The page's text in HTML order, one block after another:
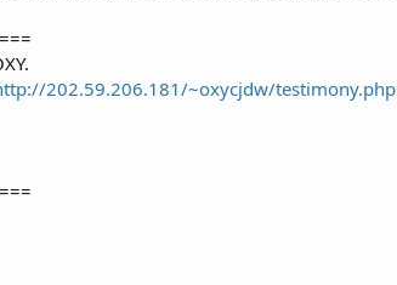
202.59.206.181/~oxycjdw/testimony.php